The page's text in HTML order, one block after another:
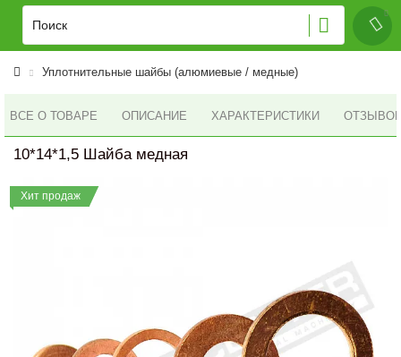
Уплотнительные шайбы (алюмиевые / медные)
ВСЕ О ТОВАРЕ ОПИСАНИЕ ХАРАКТЕРИСТИКИ ОТЗЫВОВ
10*14*1,5 Шайба медная
Хит продаж